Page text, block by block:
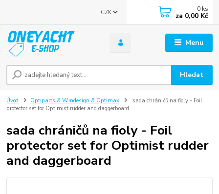
Menu
CZK
Hledat
0 ks
za 0,00 Kč
Úvod Optiparts & Windesign & Optimax
sada chráničů na fioly - Foil
protector set for Optimist rudder and daggerboard
sada chráničů na fioly - Foil
protector set for Optimist rudder
and daggerboard